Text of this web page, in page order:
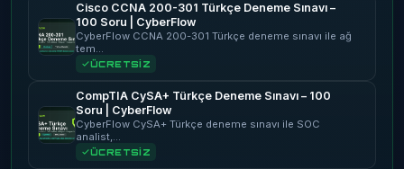
Cisco CCNA 200-301 Türkçe Deneme Sınavı –
100 Soru | CyberFlow
CyberFlow CCNA 200-301 Türkçe deneme sınavı ile ağ
tem…
ÜCRETSİZ
CompTIA CySA+ Türkçe Deneme Sınavı – 100
Soru | CyberFlow
CyberFlow CySA+ Türkçe deneme sınavı ile SOC
analist,…
ÜCRETSİZ